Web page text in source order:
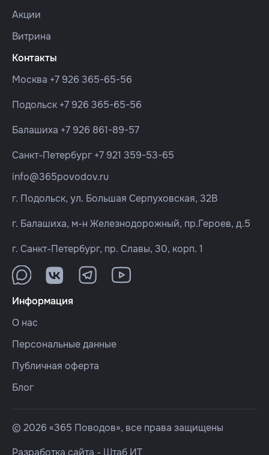
Акции
Витрина
Контакты
Москва +7 926 365-65-56
Подольск +7 926 365-65-56
Балашиха +7 926 861-89-57
Санкт-Петербург +7 921 359-53-65
info@365povodov.ru
г. Подольск, ул. Большая Серпуховская, 32В
г. Балашиха, м-н Железнодорожный, пр.Героев, д.5
г. Санкт-Петербург, пр. Славы, 30, корп. 1
Информация
О нас
Персональные данные
Публичная оферта
Блог
© 2026 «365 Поводов», все права защищены
Разработка сайта - Штаб ИТ